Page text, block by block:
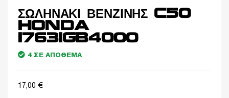
ΣΩΛΗΝΑΚΙ ΒΕΝΖΙΝΗΣ C50
HONDA
17631GB4000
4 ΣΕ ΑΠΌΘΕΜΑ
17,00 €